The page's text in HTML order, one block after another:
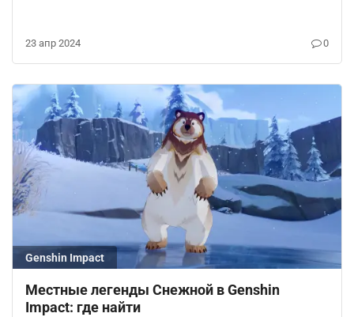
23 апр 2024 0
Genshin Impact
Местные легенды Снежной в Genshin
Impact: где найти